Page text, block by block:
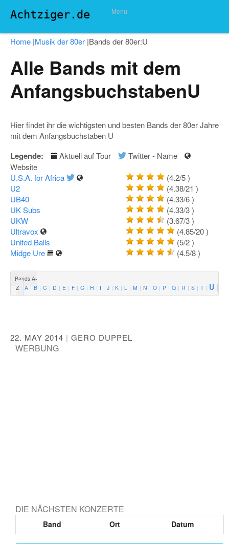
Achtziger.de Menu
Home |Musik der 80er |Bands der 80er:U
Alle Bands mit dem
AnfangsbuchstabenU
Hier findet ihr die wichtigsten und besten Bands der 80er Jahre
mit dem Anfangsbuchstaben U
Legende: Aktuell auf Tour
Twitter - Name
Website
U.S.A. for Africa
(4.2/5)
U2
(4.38/21)
UB40
(4.33/6)
UK Subs
(4.33/3)
UKW
(3.67/3)
Ultravox
(4.85/20)
United Balls
(5/2)
Midge Ure
(4.5/8)
Bands A-
Z
A B C D E F G H I J K L M N O P Q R S T U
22. MAY 2014 | GERO DUPPEL
WERBUNG
DIE NÄCHSTEN KONZERTE
Band Ort Datum